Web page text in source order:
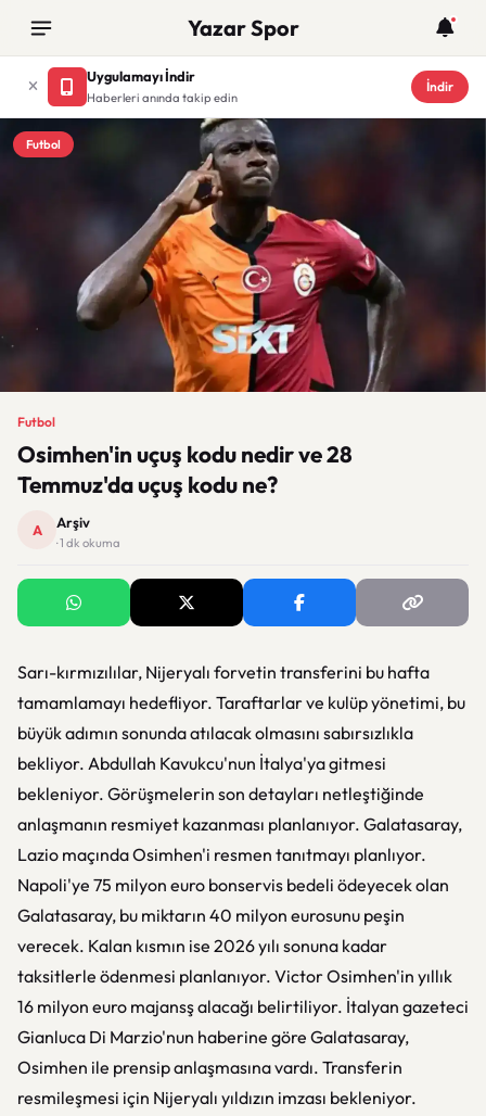
Yazar Spor
Uygulamayı İndir
Haberleri anında takip edin
İndir
Futbol
Futbol
Osimhen'in uçuş kodu nedir ve 28
Temmuz'da uçuş kodu ne?
A Arşiv
· 1 dk okuma
Sarı-kırmızılılar, Nijeryalı forvetin transferini bu hafta
tamamlamayı hedefliyor. Taraftarlar ve kulüp yönetimi, bu
büyük adımın sonunda atılacak olmasını sabırsızlıkla
bekliyor. Abdullah Kavukcu'nun İtalya'ya gitmesi
bekleniyor. Görüşmelerin son detayları netleştiğinde
anlaşmanın resmiyet kazanması planlanıyor. Galatasaray,
Lazio maçında Osimhen'i resmen tanıtmayı planlıyor.
Napoli'ye 75 milyon euro bonservis bedeli ödeyecek olan
Galatasaray, bu miktarın 40 milyon eurosunu peşin
verecek. Kalan kısmın ise 2026 yılı sonuna kadar
taksitlerle ödenmesi planlanıyor. Victor Osimhen'in yıllık
16 milyon euro majansş alacağı belirtiliyor. İtalyan gazeteci
Gianluca Di Marzio'nun haberine göre Galatasaray,
Osimhen ile prensip anlaşmasına vardı. Transferin
resmileşmesi için Nijeryalı yıldızın imzası bekleniyor.